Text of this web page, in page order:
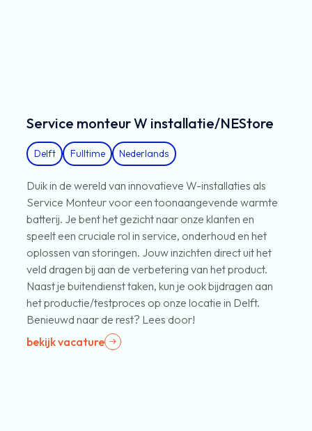
Service monteur W installatie/NEStore
Delft Fulltime Nederlands
Duik in de wereld van innovatieve W-installaties als
Service Monteur voor een toonaangevende warmte
batterij. Je bent het gezicht naar onze klanten en
speelt een cruciale rol in service, onderhoud en het
oplossen van storingen. Jouw inzichten direct uit het
veld dragen bij aan de verbetering van het product.
Naast je buitendienst taken, kun je ook bijdragen aan
het productie/testproces op onze locatie in Delft.
Benieuwd naar de rest? Lees door!
bekijk vacature